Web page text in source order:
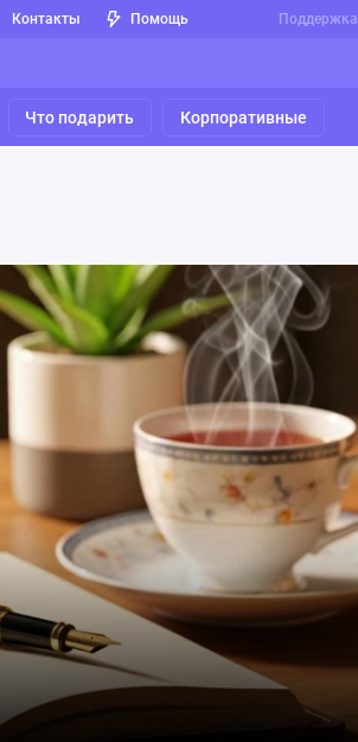
Контакты Помощь Поддержка
Что подарить Корпоративные